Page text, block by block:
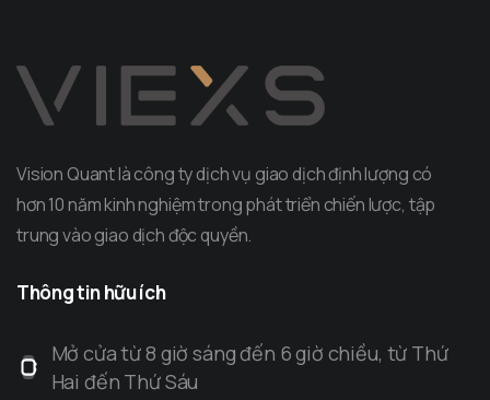
Vision Quant là công ty dịch vụ giao dịch định lượng có
hơn 10 năm kinh nghiệm trong phát triển chiến lược, tập
trung vào giao dịch độc quyền.
Thôngtinhữuích
Mở cửa từ 8 giờ sáng đến 6 giờ chiều, từ Thứ
Hai đến Thứ Sáu